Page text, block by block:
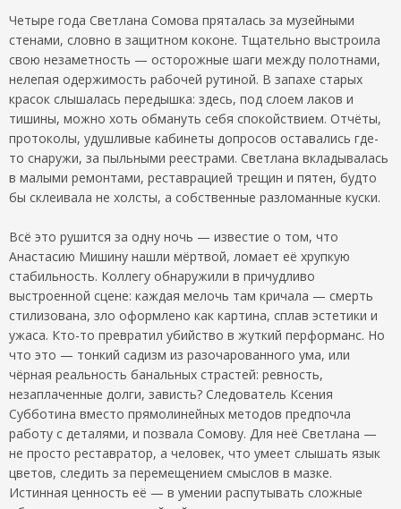
Четыре года Светлана Сомова пряталась за музейными
стенами, словно в защитном коконе. Тщательно выстроила
свою незаметность — осторожные шаги между полотнами,
нелепая одержимость рабочей рутиной. В запахе старых
красок слышалась передышка: здесь, под слоем лаков и
тишины, можно хоть обмануть себя спокойствием. Отчёты,
протоколы, удушливые кабинеты допросов оставались где-
то снаружи, за пыльными реестрами. Светлана вкладывалась
в малыми ремонтами, реставрацией трещин и пятен, будто
бы склеивала не холсты, а собственные разломанные куски.
Всё это рушится за одну ночь — известие о том, что
Анастасию Мишину нашли мёртвой, ломает её хрупкую
стабильность. Коллегу обнаружили в причудливо
выстроенной сцене: каждая мелочь там кричала — смерть
стилизована, зло оформлено как картина, сплав эстетики и
ужаса. Кто-то превратил убийство в жуткий перформанс. Но
что это — тонкий садизм из разочарованного ума, или
чёрная реальность банальных страстей: ревность,
незаплаченные долги, зависть? Следователь Ксения
Субботина вместо прямолинейных методов предпочла
работу с деталями, и позвала Сомову. Для неё Светлана —
не просто реставратор, а человек, что умеет слышать язык
цветов, следить за перемещением смыслов в мазке.
Истинная ценность её — в умении распутывать сложные